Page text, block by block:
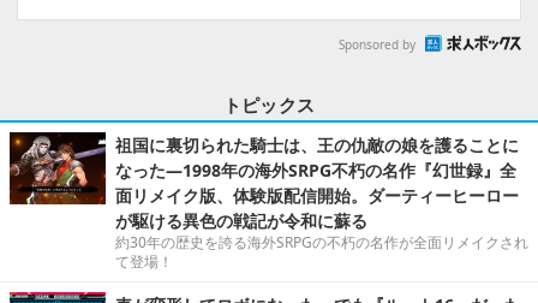
Sponsored by
トピックス
祖国に裏切られた騎士は、王の仇敵の娘を護ることに
なった―1998年の海外SRPG不朽の名作『幻世録』全
面リメイク版、体験版配信開始。ダーティーヒーロー
が駆ける異色の戦記が令和に蘇る
約30年の歴史を誇る海外SRPGの不朽の名作が全面リメイクされ
て登場！